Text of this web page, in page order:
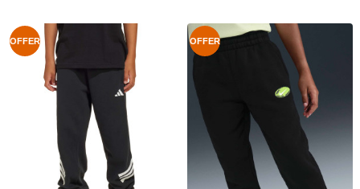
OFFER OFFER